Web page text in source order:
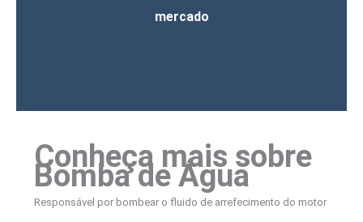
mercado
Conheça mais sobre
Bomba de Água
Responsável por bombear o fluido de arrefecimento do motor